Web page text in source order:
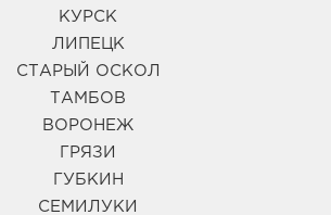
КУРСК
ЛИПЕЦК
СТАРЫЙ ОСКОЛ
ТАМБОВ
ВОРОНЕЖ
ГРЯЗИ
ГУБКИН
СЕМИЛУКИ